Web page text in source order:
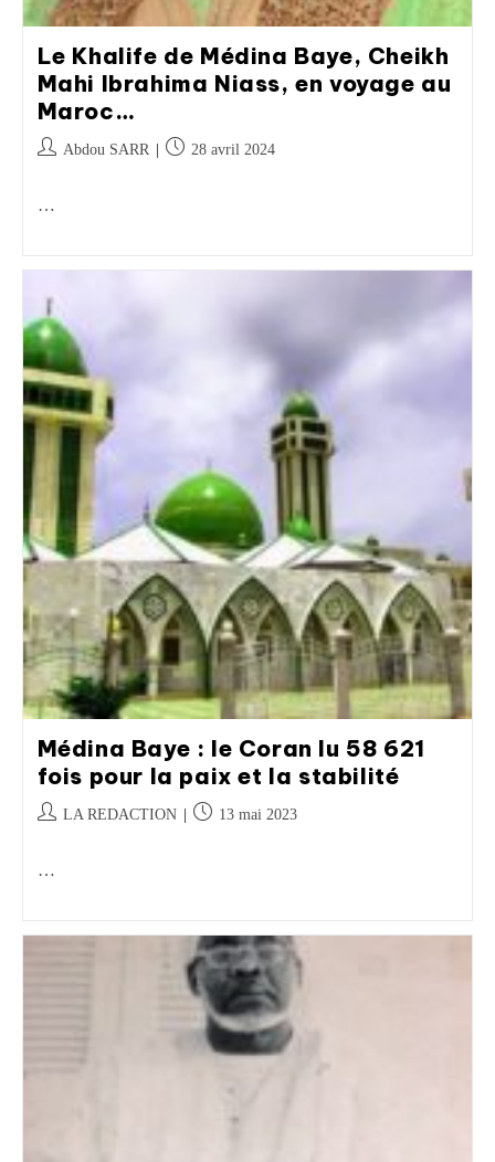
Le Khalife de Médina Baye, Cheikh
Mahi Ibrahima Niass, en voyage au
Maroc…
Abdou SARR 28 avril 2024
…
Médina Baye : le Coran lu 58 621
fois pour la paix et la stabilité
LA REDACTION 13 mai 2023
…